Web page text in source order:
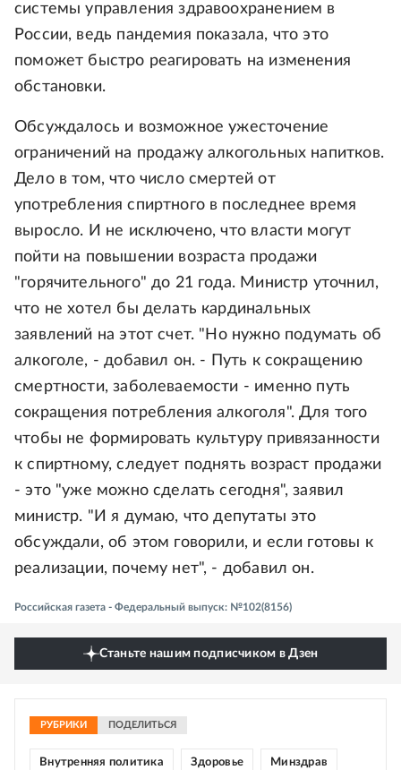
системы управления здравоохранением в
России, ведь пандемия показала, что это
поможет быстро реагировать на изменения
обстановки.
Обсуждалось и возможное ужесточение
ограничений на продажу алкогольных напитков.
Дело в том, что число смертей от
употребления спиртного в последнее время
выросло. И не исключено, что власти могут
пойти на повышении возраста продажи
"горячительного" до 21 года. Министр уточнил,
что не хотел бы делать кардинальных
заявлений на этот счет. "Но нужно подумать об
алкоголе, - добавил он. - Путь к сокращению
смертности, заболеваемости - именно путь
сокращения потребления алкоголя". Для того
чтобы не формировать культуру привязанности
к спиртному, следует поднять возраст продажи
- это "уже можно сделать сегодня", заявил
министр. "И я думаю, что депутаты это
обсуждали, об этом говорили, и если готовы к
реализации, почему нет", - добавил он.
Российская газета - Федеральный выпуск: №102(8156)
Станьте нашим подписчиком в Дзен
РУБРИКИ ПОДЕЛИТЬСЯ
Внутренняя политика Здоровье Минздрав